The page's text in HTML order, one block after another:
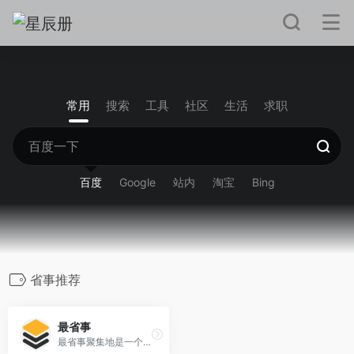
常用 搜索 工具 社区 生活 求职
百度 Google 站内 淘宝 Bing
省事推荐
最省事
最省事聚集地是一个内容创作与分享社区，专注收集和分享负责任、有智趣、贴近生活的内容。